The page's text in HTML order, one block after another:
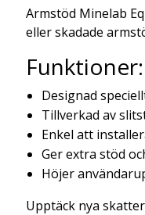
Armstöd Minelab
eller skadade
Funktioner:
Designad
Tillverkad av
Enkel att
Ger extra stöd
Höjer
Upptäck nya